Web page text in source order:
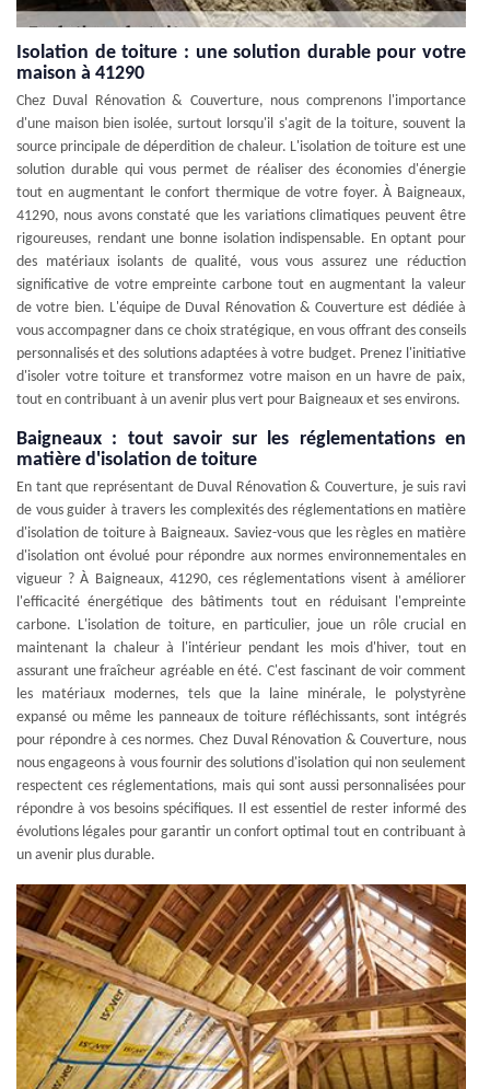
Isolation de toiture : une solution durable pour votre
maison à 41290
Chez Duval Rénovation & Couverture, nous comprenons l'importance
d'une maison bien isolée, surtout lorsqu'il s'agit de la toiture, souvent la
source principale de déperdition de chaleur. L'isolation de toiture est une
solution durable qui vous permet de réaliser des économies d'énergie
tout en augmentant le confort thermique de votre foyer. À Baigneaux,
41290, nous avons constaté que les variations climatiques peuvent être
rigoureuses, rendant une bonne isolation indispensable. En optant pour
des matériaux isolants de qualité, vous vous assurez une réduction
significative de votre empreinte carbone tout en augmentant la valeur
de votre bien. L'équipe de Duval Rénovation & Couverture est dédiée à
vous accompagner dans ce choix stratégique, en vous offrant des conseils
personnalisés et des solutions adaptées à votre budget. Prenez l'initiative
d'isoler votre toiture et transformez votre maison en un havre de paix,
tout en contribuant à un avenir plus vert pour Baigneaux et ses environs.
Baigneaux : tout savoir sur les réglementations en
matière d'isolation de toiture
En tant que représentant de Duval Rénovation & Couverture, je suis ravi
de vous guider à travers les complexités des réglementations en matière
d'isolation de toiture à Baigneaux. Saviez-vous que les règles en matière
d'isolation ont évolué pour répondre aux normes environnementales en
vigueur ? À Baigneaux, 41290, ces réglementations visent à améliorer
l'efficacité énergétique des bâtiments tout en réduisant l'empreinte
carbone. L'isolation de toiture, en particulier, joue un rôle crucial en
maintenant la chaleur à l'intérieur pendant les mois d'hiver, tout en
assurant une fraîcheur agréable en été. C'est fascinant de voir comment
les matériaux modernes, tels que la laine minérale, le polystyrène
expansé ou même les panneaux de toiture réfléchissants, sont intégrés
pour répondre à ces normes. Chez Duval Rénovation & Couverture, nous
nous engageons à vous fournir des solutions d'isolation qui non seulement
respectent ces réglementations, mais qui sont aussi personnalisées pour
répondre à vos besoins spécifiques. Il est essentiel de rester informé des
évolutions légales pour garantir un confort optimal tout en contribuant à
un avenir plus durable.